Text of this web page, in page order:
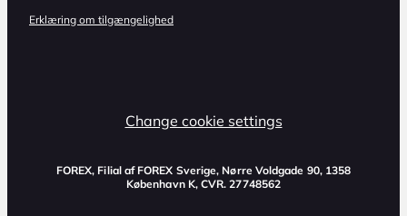
Erklæring om tilgængelighed
Change cookie settings
FOREX, Filial af FOREX Sverige, Nørre Voldgade 90, 1358
København K, CVR. 27748562